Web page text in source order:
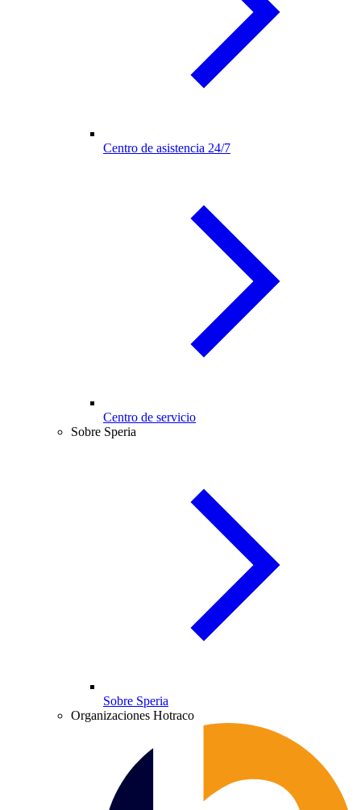
Centro de asistencia 24/7
Centro de servicio
Sobre Speria
Sobre Speria
Organizaciones Hotraco